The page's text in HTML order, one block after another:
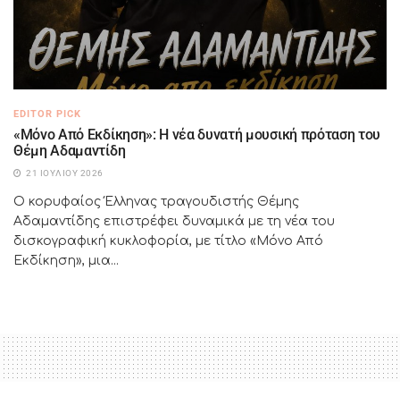
EDITOR PICK
«Μόνο Από Εκδίκηση»: Η νέα δυνατή μουσική πρόταση του
Θέμη Αδαμαντίδη
21 ΙΟΥΛΊΟΥ 2026
Ο κορυφαίος Έλληνας τραγουδιστής Θέμης
Αδαμαντίδης επιστρέφει δυναμικά με τη νέα του
δισκογραφική κυκλοφορία, με τίτλο «Μόνο Από
Εκδίκηση», μια...